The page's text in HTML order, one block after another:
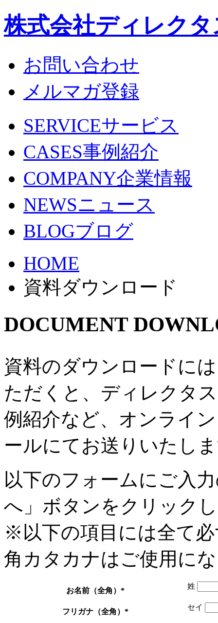
株式会社ディレクタ
お問い合わせ
メルマガ登録
SERVICEサービス
CASES事例紹介
COMPANY企業情報
NEWSニュース
BLOGブログ
HOME
資料ダウンロード
DOCUMENT
資料のダウンロードに
ただくと、ディレクタ
例紹介など、オンライ
ールにてお送りいたし
以下のフォームにご入
へ」ボタンをクリック
※以下の項目には全て
角カタカナはご使用に
お名前（全角） *
姓
フリガナ（全角） *
セイ